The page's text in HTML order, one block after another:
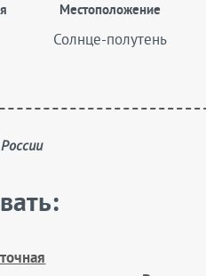
Местоположение
Солнце-полутень